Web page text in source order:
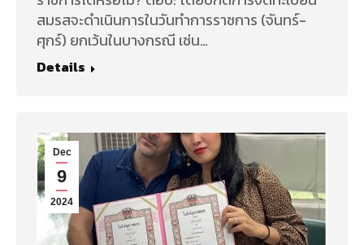
สมรสจะดำเนินการในวันทำการราชการ (จันทร์-
ศุกร์) ยกเว้นในบางกรณี เช่น…
Details
Dec
9
2024